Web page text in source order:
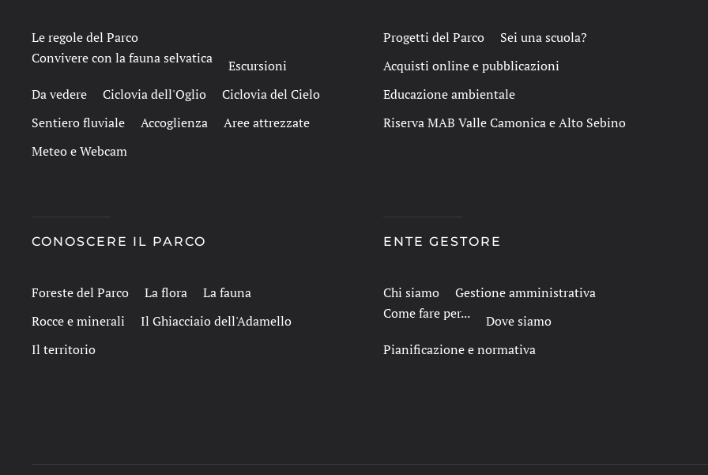
Le regole del Parco
Convivere con la fauna selvatica
Escursioni
Da vedere
Ciclovia dell'Oglio
Ciclovia del Cielo
Sentiero fluviale
Accoglienza
Aree attrezzate
Meteo e Webcam
Progetti del Parco
Sei una scuola?
Acquisti online e pubblicazioni
Educazione ambientale
Riserva MAB Valle Camonica e Alto Sebino
CONOSCERE IL PARCO
Foreste del Parco La flora
La fauna
Rocce e minerali
Il Ghiacciaio dell'Adamello
Il territorio
ENTE GESTORE
Chi siamo
Gestione amministrativa
Come fare per...
Dove siamo
Pianificazione e normativa